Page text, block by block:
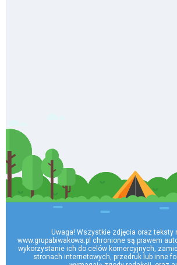
Uwaga! Wszystkie zdjęcia oraz teksty
www.grupabiwakowa.pl chronione są prawem
wykorzystanie ich do celów komercyjnych,
stronach internetowych, przedruk lub inne